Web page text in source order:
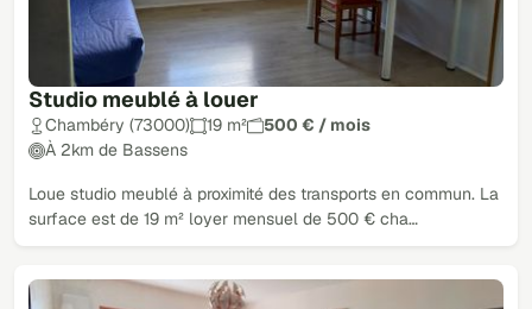
Studio meublé à louer
Chambéry (73000) 19 m²
500 € / mois
À 2km de Bassens
Loue studio meublé à proximité des transports en commun. La
surface est de 19 m² loyer mensuel de 500 € cha…